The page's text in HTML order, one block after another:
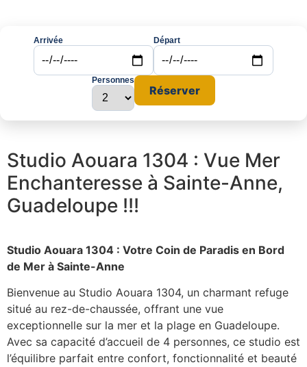
Arrivée Départ
Personnes
Réserver
Studio Aouara 1304 : Vue Mer
Enchanteresse à Sainte-Anne,
Guadeloupe !!!
Studio Aouara 1304 : Votre Coin de Paradis en Bord
de Mer à Sainte-Anne
Bienvenue au Studio Aouara 1304, un charmant refuge
situé au rez-de-chaussée, offrant une vue
exceptionnelle sur la mer et la plage en Guadeloupe.
Avec sa capacité d’accueil de 4 personnes, ce studio est
l’équilibre parfait entre confort, fonctionnalité et beauté